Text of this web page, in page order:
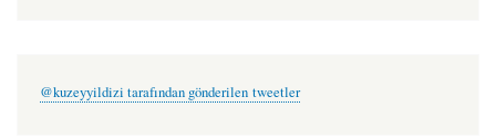
@kuzeyyildizi tarafından gönderilen tweetler